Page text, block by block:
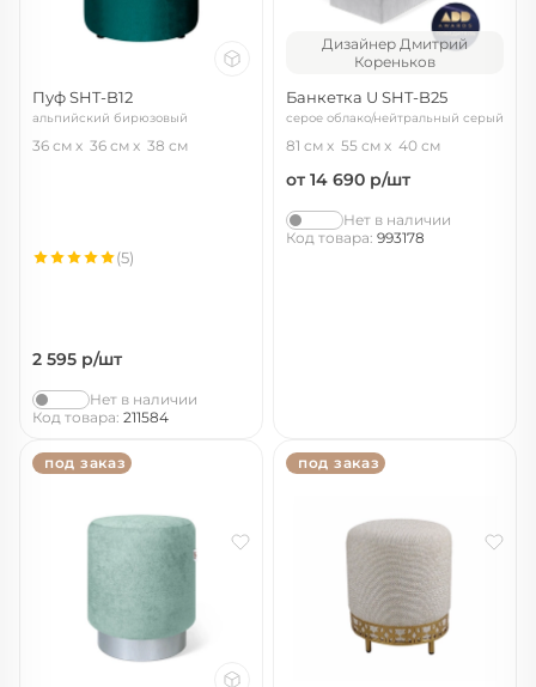
Пуф SHT-B12
альпийский бирюзовый
36 см 36 см 38 см
2 595 р/шт
(5)
Нет в наличии
Код товара: 211584
Дизайнер Дмитрий
Кореньков
Банкетка U SHT-B25
серое облако/нейтральный серый
81 см 55 см 40 см
от 14 690 р/шт
Нет в наличии
Код товара: 993178
под заказ под заказ